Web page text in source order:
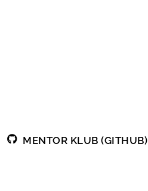
MENTOR KLUB (GITHUB)